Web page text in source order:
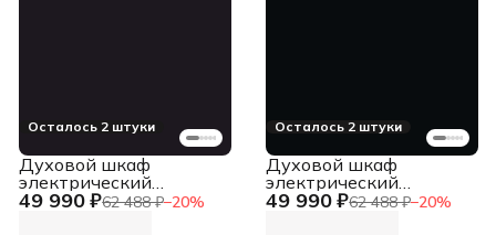
Осталось 2 штуки
49 990 ₽62 488 ₽−20%
Духовой шкаф
электрический
Zigmund & Shtain E 167
Осталось 2 штуки
49 990 ₽62 488 ₽−20%
Духовой шкаф
электрический
Zigmund & Shtain E 171